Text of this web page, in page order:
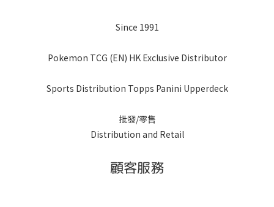
Since 1991
Pokemon TCG (EN) HK Exclusive Distributor
Sports Distribution Topps Panini Upperdeck
批發/零售
Distribution and Retail
顧客服務